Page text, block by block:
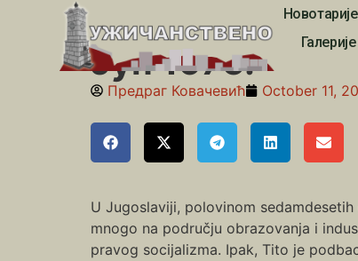
Новотарије
Галерије
Јун 1975.
Јун 1975.
Предраг Ковачевић October 11,
U Jugoslaviji, polovinom
mnogo na području obrazovanja i
pravog socijalizma. Ipak, Tito je